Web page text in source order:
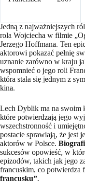
Jedną z najważniejszych
rola Wojciecha w filmie
Jerzego Hoffmana. Ten
aktorowi pokazać pełnię
uznanie zarówno w kraju
wspomnieć o jego roli
która stała się jednym z
kina.
Lech Dyblik ma na swoim
które potwierdzają jego
wszechstronność i
postacie sprawiają, że jest
aktorów w Polsce.
sukcesów opowieść, w
epizodów, takich jak jego
francuskim, co potwierdza
francusku”.